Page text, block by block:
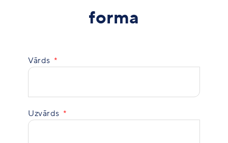
forma
Vārds
Uzvārds